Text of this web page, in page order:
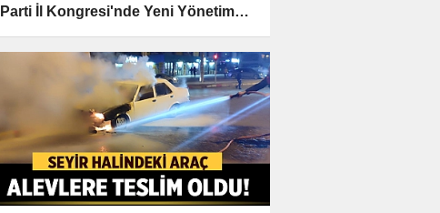
Parti İl Kongresi'nde Yeni Yönetim